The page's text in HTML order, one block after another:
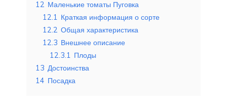
12 Маленькие томаты Пуговка
12.1 Краткая информация о сорте
12.2 Общая характеристика
12.3 Внешнее описание
12.3.1 Плоды
13 Достоинства
14 Посадка